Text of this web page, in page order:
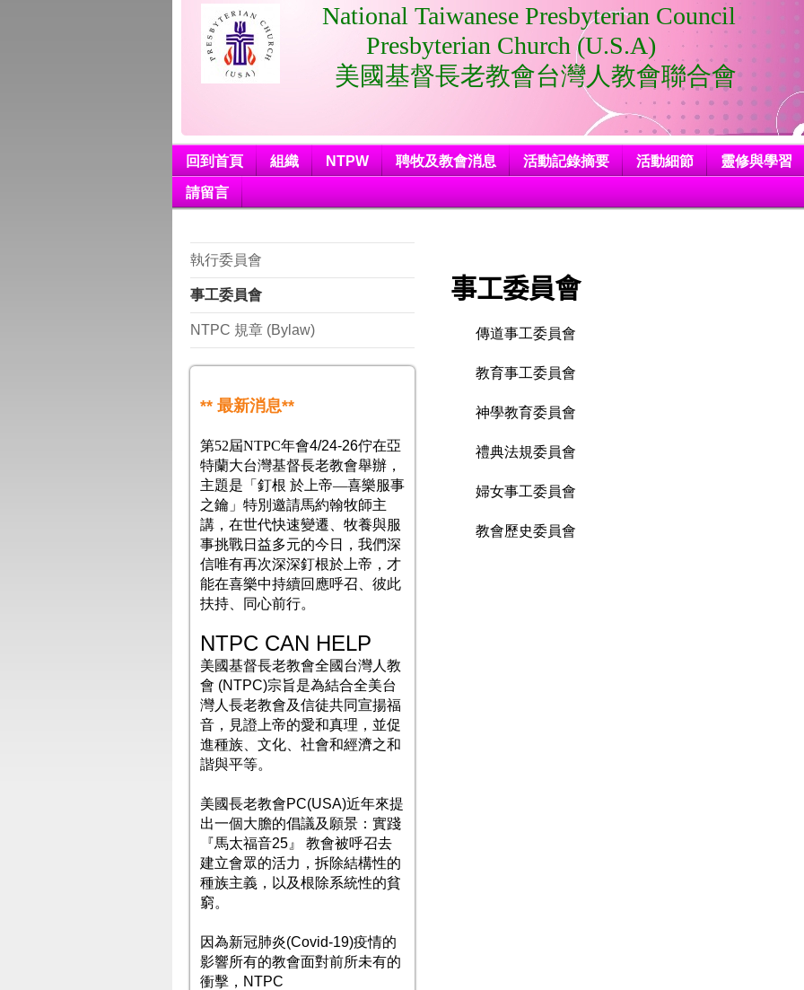
National Taiwanese Presbyterian Council
Presbyterian Church (U.S.A)
美國基督長老教會台灣人教會聯合會
回到首頁 組織 NTPW 聘牧及教會消息 活動記錄摘要 活動細節 靈修與學習
請留言
執行委員會
事工委員會
NTPC 規章 (Bylaw)
** 最新消息**
第52屆NTPC年會4/24-26佇在亞
特蘭大台灣基督長老教會舉辦，
主題是 「 釘根 於上帝—喜樂服事
之鑰 」 特別邀請馬約翰牧師主
講，在世代快速變遷、牧養與服
事挑戰日益多元的今日，我們深
信唯有再次深深釘根於上帝，才
能在喜樂中持續回應呼召、彼此
扶持、同心前行。
NTPC CAN HELP
美國基督長老教會全國台灣人教
會 (NTPC)宗旨是為結合全美台
灣人長老教會及信徒共同宣揚福
音，見證上帝的愛和真理，並促
進種族、文化、社會和經濟之和
諧與平等。
美國長老教會PC(USA)近年來提
出一個大膽的倡議及願景：實踐
『馬太福音25 』
教會被呼召去
建立會眾的活力，拆除結構性的
種族主義，以及根除系統性的貧
窮。
因為新冠肺炎(Covid-19)疫情的
影響所有的教會面對前所未有的
衝擊， NTPC
事工委員會
傳道事工委員會
教育事工委員會
神學教育委員會
禮典法規委員會
婦女事工委員會
教會歷史委員會